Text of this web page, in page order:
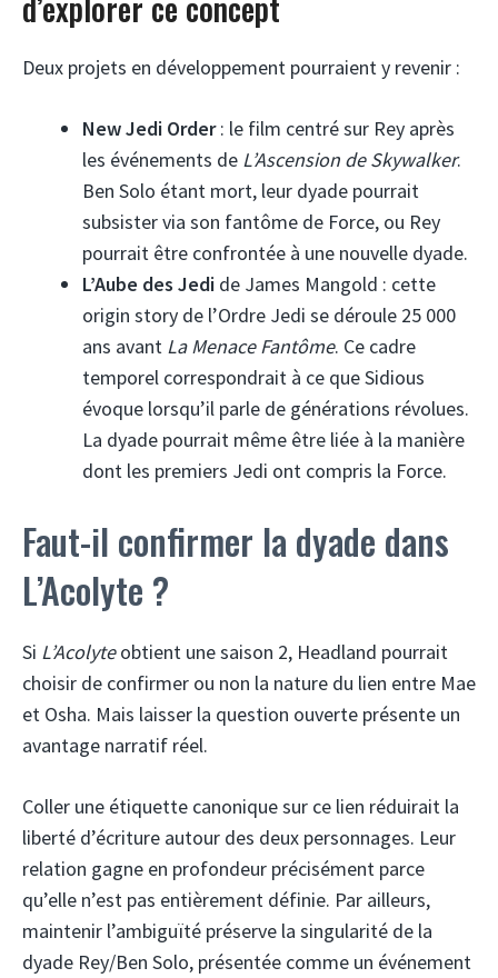
Deux projets en développement pourraient y revenir :
New Jedi Order: le film centré sur Rey après
les événements de L’Ascension de Skywalker.
Ben Solo étant mort, leur dyade pourrait
subsister via son fantôme de Force, ou Rey
pourrait être confrontée à une nouvelle dyade.
L’Aube des Jedi de James Mangold : cette
origin story de l’Ordre Jedi se déroule 25 000
ans avant La Menace Fantôme. Ce cadre
temporel correspondrait à ce que Sidious
évoque lorsqu’il parle de générations révolues.
La dyade pourrait même être liée à la manière
dont les premiers Jedi ont compris la Force.
Faut-il confirmer la dyade dans
L’Acolyte ?
Si L’Acolyteobtient une saison 2, Headland pourrait
choisir de confirmer ou non la nature du lien entre Mae
et Osha. Mais laisser la question ouverte présente un
avantage narratif réel.
Coller une étiquette canonique sur ce lien réduirait la
liberté d’écriture autour des deux personnages. Leur
relation gagne en profondeur précisément parce
qu’elle n’est pas entièrement définie. Par ailleurs,
maintenir l’ambiguïté préserve la singularité de la
dyade Rey/Ben Solo, présentée comme un événement